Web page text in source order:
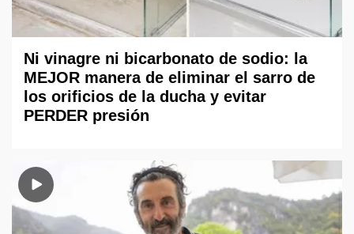
Ni vinagre ni bicarbonato de sodio: la
MEJOR manera de eliminar el sarro de
los orificios de la ducha y evitar
PERDER presión